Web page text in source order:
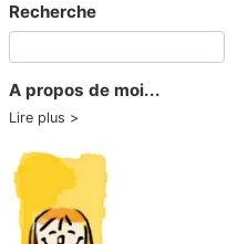
Recherche
A propos de moi...
Lire plus